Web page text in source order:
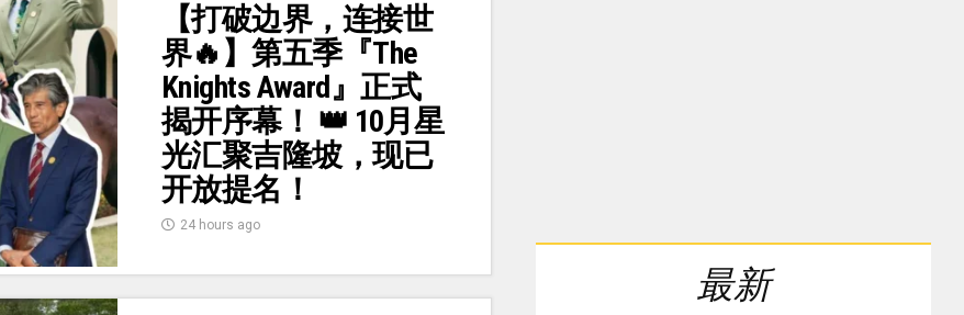
【打破边界，连接世
界🔥】第五季『The
Knights Award』正式
揭开序幕！ 👑 10月星
光汇聚吉隆坡，现已
开放提名！
24 hours ago
最新